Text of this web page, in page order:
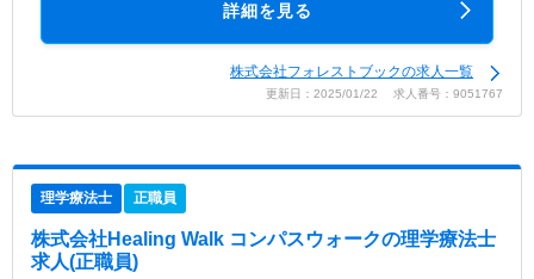
詳細を見る
株式会社フォレストブックの求人一覧
更新日：2025/01/22 求人番号：9051767
理学療法士 正職員
株式会社Healing Walk コンパスウォークの理学療法士
求人(正職員)